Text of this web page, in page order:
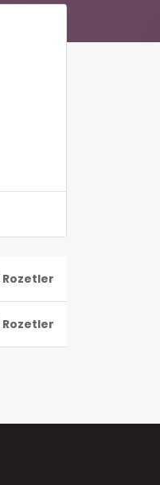
Rozetler
Rozetler